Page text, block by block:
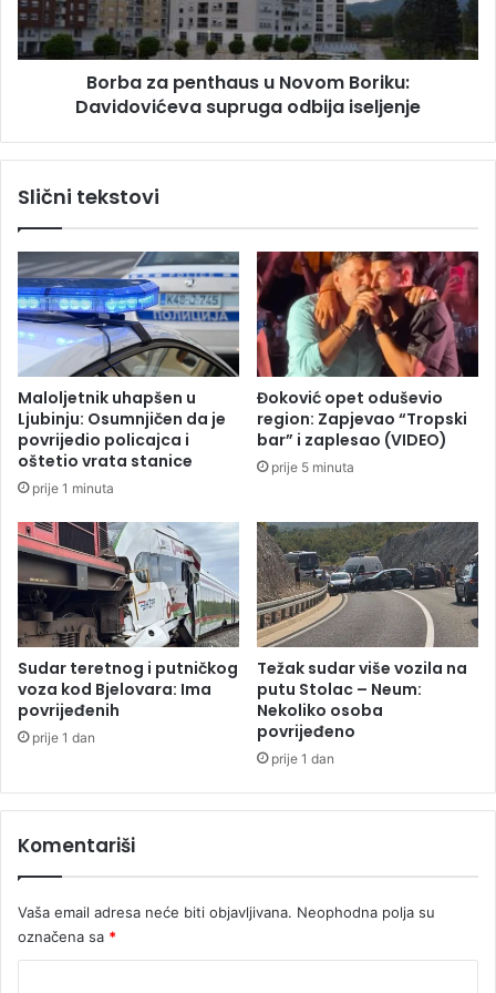
l
o
v
k
n
r
e
n
c
j
a
v
r
b
a
p
r
l
i
k
u
a
p
e
s
o
v
o
m
r
i
k
u
D
a
v
d
o
v
i
ć
e
p
r
g
a
o
Borba za penthaus u Novom Boriku:
Davidovićeva supruga odbija iseljenje
Slični tekstovi
Maloljetnik uhapšen u
Ljubinju: Osumnjičen da je
povrijedio policajca i
oštetio vrata stanice
prije 1 minuta
Đoković opet oduševio
region: Zapjevao “Tropski
bar” i zaplesao (VIDEO)
prije 5 minuta
Sudar teretnog i putničkog
voza kod Bjelovara: Ima
povrijeđenih
prije 1 dan
Težak sudar više vozila na
putu Stolac – Neum:
Nekoliko osoba
povrijeđeno
prije 1 dan
Komentariši
Vaša email adresa neće biti objavljivana. Neophodna polja su
označena sa *